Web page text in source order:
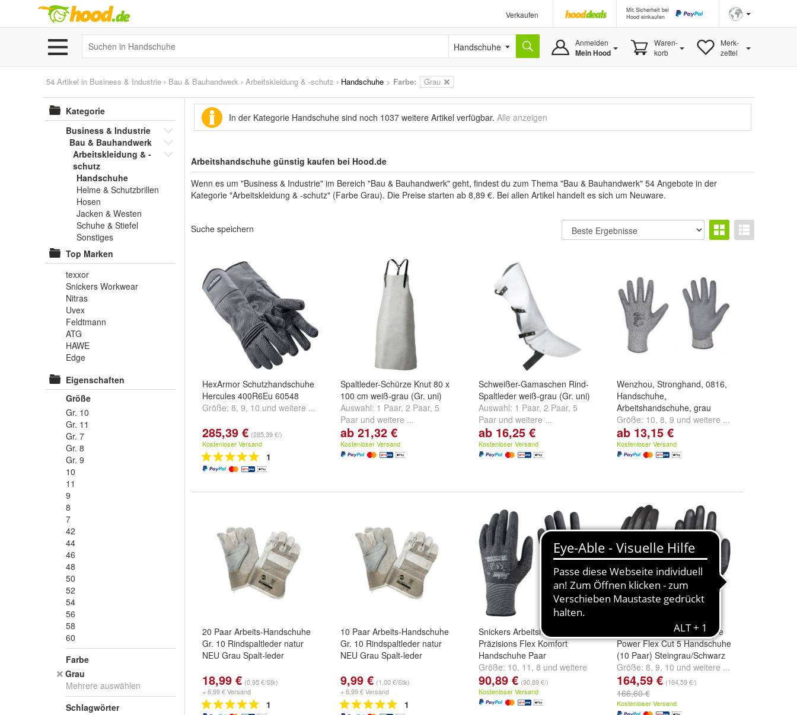
Verkaufen
Mit Sicherheit bei
Hood einkaufen
Handschuhe Anmelden
Mein Hood
Waren-
korb
Merk-
zettel
54 Artikel in Business & Industrie › Bau & Bauhandwerk › Arbeitskleidung & -schutz › Handschuhe > Farbe: Grau
Kategorie
Business & Industrie
Bau & Bauhandwerk
Arbeitskleidung & -
schutz
Handschuhe
Helme & Schutzbrillen
Hosen
Jacken & Westen
Schuhe & Stiefel
Sonstiges
Top Marken
texxor
Snickers Workwear
Nitras
Uvex
Feldtmann
ATG
HAWE
Edge
Eigenschaften
Größe
Gr. 10
Gr. 11
Gr. 7
Gr. 8
Gr. 9
10
11
9
8
7
42
44
46
48
50
52
54
56
58
60
Farbe
Grau
Mehrere auswählen
Schlagwörter
In der Kategorie Handschuhe sind noch 1037 weitere Artikel verfügbar. Alle anzeigen
Arbeitshandschuhe günstig kaufen bei Hood.de
Wenn es um "Business & Industrie" im Bereich "Bau & Bauhandwerk" geht, findest du zum Thema "Bau & Bauhandwerk" 54 Angebote in der
Kategorie "Arbeitskleidung & -schutz" (Farbe Grau). Die Preise starten ab 8,89 €. Bei allen Artikel handelt es sich um Neuware.
Suche speichern
HexArmor Schutzhandschuhe
Hercules 400R6Eu 60548
Größe: 8, 9, 10 und weitere ...
285,39 € (285,39 €/)
Kostenloser Versand
1
Spaltleder-Schürze Knut 80 x
100 cm weiß-grau (Gr. uni)
Auswahl: 1 Paar, 2 Paar, 5
Paar und weitere ...
ab 21,32 €
Kostenloser Versand
Schweißer-Gamaschen Rind-
Spaltleder weiß-grau (Gr. uni)
Auswahl: 1 Paar, 2 Paar, 5
Paar und weitere ...
ab 16,25 €
Kostenloser Versand
Wenzhou, Stronghand, 0816,
Handschuhe,
Arbeitshandschuhe, grau
Größe: 10, 8, 9 und weitere ...
ab 13,15 €
Kostenloser Versand
20 Paar Arbeits-Handschuhe
Gr. 10 Rindspaltleder natur
NEU Grau Spalt-leder
18,99 € (0,95 €/Stk)
+ 6,99 € Versand
1
10 Paar Arbeits-Handschuhe
Gr. 10 Rindspaltleder natur
NEU Grau Spalt-leder
9,99 € (1,00 €/Stk)
+ 6,99 € Versand
1
Snickers Arbeitshandschuhe
Präzisions Flex Komfort
Handschuhe Paar
Größe: 10, 11 , 8 und weitere
...
90,89 € (90,89 €/)
Kostenloser Versand
Snickers Arbeitshandschuhe
Power Flex Cut 5 Handschuhe
(10 Paar) Steingrau/Schwarz
Größe: 8, 9, 10 und weitere ...
164,59 € (164,59 €/)
166,60 €
Kostenloser Versand